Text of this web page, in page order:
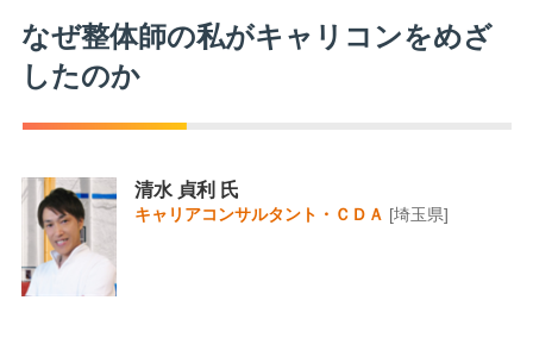
なぜ整体師の私がキャリコンをめざ
したのか
清水 貞利 氏
キャリアコンサルタント・ＣＤＡ [埼玉県]